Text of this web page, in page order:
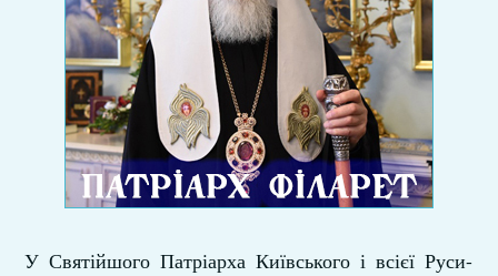
У Святійшого Патріарха Київського і всієї Руси-